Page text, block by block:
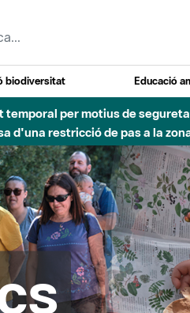
biodiversitat Educació
de construcció d'una